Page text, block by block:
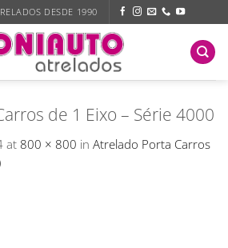
DESDE 1990
de 1 Eixo – Série 4000
at 800 × 800 in Atrelado Porta Carros